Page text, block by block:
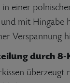
einer
mit Hingabe
durch 8-